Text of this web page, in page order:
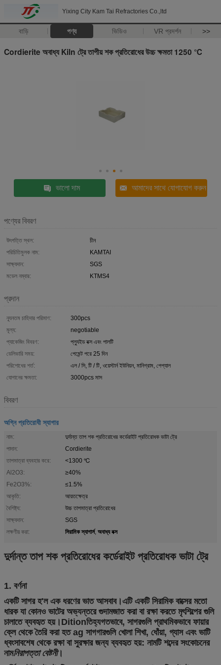
Yixing City Kam Tai Refractories Co.,ltd
বাড়ি পণ্য ভিডিও VR প্রদর্শন >>
Cordierite অবাধ্য Kiln ট্রে তাপীয় শক প্রতিরোধের উচ্চ ক্ষমতা 1250 ℃
ভালো দাম আমাদের সাথে যোগাযোগ করুন
পণ্যের বিবরণ
উৎপত্তি স্থল:
চীন
পরিচিতিমুলক নাম:
KAMTAI
সাক্ষ্যদান:
SGS
মডেল নম্বার:
KTMS4
প্রদান
ন্যূনতম চাহিদার পরিমাণ:
300pcs
মূল্য:
negotiable
প্যাকেজিং বিবরণ:
প্ল্যুইড বক্স এবং পালটি
ডেলিভারি সময়:
পেমেন্ট পরে 25 দিন
পরিশোধের শর্ত:
এল / সি, টি / টি, ওয়েস্টার্ন ইউনিয়ন, মানিগ্রাম, পেপ্যাল
যোগানের ক্ষমতা:
3000pcs মাস
বিবরণ
অগ্নি প্রতিরোধী স্যাগার
নাম:
দুর্দান্ত তাপ শক প্রতিরোধের কর্ডেরাইট প্রতিরোধক ভাটা ট্রে
পাদান:
Cordierite
তাপমাত্রা ব্যবহার করে:
<1300 ℃
Al2O3:
≥40%
Fe2O3%:
≤1.5%
আকৃতি:
আয়তক্ষেত্র
বৈশিষ্ট্য:
উচ্চ তাপমাত্রা প্রতিরোধের
সাক্ষ্যদান:
SGS
লক্ষণীয় করা:
সিরামিক স্যাগার্স, অবাধ্য বক্স
দুর্দান্ত তাপ শক প্রতিরোধের কর্ডেরাইট প্রতিরোধক ভাটা ট্রে
1. বর্ণনা
একটি সাগর হ'ল এক ধরণের ভাত আসবাব।এটি একটি সিরামিক বাক্সের মতো
ধারক যা কোনও ভাটের অভ্যন্তরে গুদামজাত করা বা রক্ষা করতে মৃৎশিল্পের গুলি
চালাতে ব্যবহৃত হয়।Ditionতিহ্যগতভাবে, সাগরগুলি প্রাথমিকভাবে ফায়ার
ক্লে থেকে তৈরি করা হত ag সাগগারগুলি খোলা শিখা, ধোঁয়া, গ্যাস এবং ভাটি
ধ্বংসাবশেষ থেকে রক্ষা বা সুরক্ষার জন্য ব্যবহৃত হয়: নামটি শব্দের সংকোচনের
নামনিরাপত্তা বেষ্টনী।